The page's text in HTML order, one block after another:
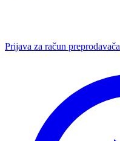
Prijava za račun preprodavača